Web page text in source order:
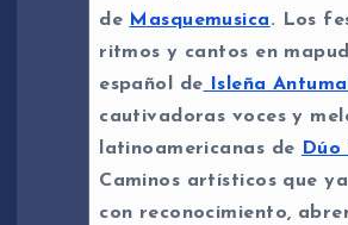
de Masquemusica. Los
ritmos y cantos en
español de Isleña
cautivadoras voces y
latinoamericanas de
Caminos artísticos que
con reconocimiento,